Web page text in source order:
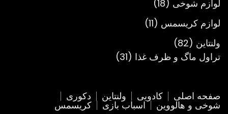
لوازم شوخی 18
18
محصول
لوازم کریسمس 11
11
ولنتاین 82
82
محصول
تراول ماگ و ظرف غذا 31
31
صفحه اصلی کادویی ولنتاین دکوری
شوخی و هالووین اسباب بازی کریسمس